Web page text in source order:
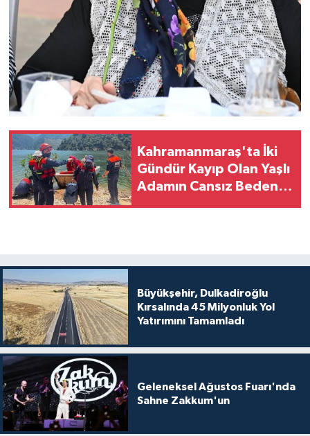
Kahramanmaraş'ta İki
Gündür Kayıp Olan Yaşlı
Adamın Cansız Bedeni
Büyükşehir, Dulkadiroğlu
Kırsalında 45 Milyonluk Yol
Yatırımını Tamamladı
Geleneksel Ağustos Fuarı'nda
Sahne Zakkum'un